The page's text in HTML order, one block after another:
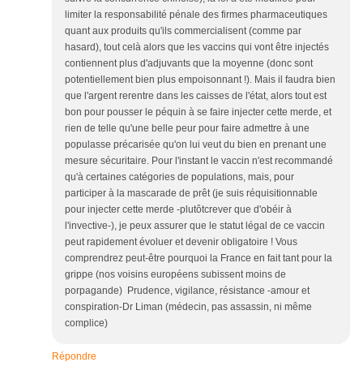
limiter la responsabilité pénale des firmes pharmaceutiques
quant aux produits qu'ils commercialisent (comme par
hasard), tout celà alors que les vaccins qui vont être injectés
contiennent plus d'adjuvants que la moyenne (donc sont
potentiellement bien plus empoisonnant !). Mais il faudra bien
que l'argent rerentre dans les caisses de l'état, alors tout est
bon pour pousser le péquin à se faire injecter cette merde, et
rien de telle qu'une belle peur pour faire admettre à une
populasse précarisée qu'on lui veut du bien en prenant une
mesure sécuritaire. Pour l'instant le vaccin n'est recommandé
qu'à certaines catégories de populations, mais, pour
participer à la mascarade de prêt (je suis réquisitionnable
pour injecter cette merde -plutôtcrever que d'obéir à
l'invective-), je peux assurer que le statut légal de ce vaccin
peut rapidement évoluer et devenir obligatoire ! Vous
comprendrez peut-être pourquoi la France en fait tant pour la
grippe (nos voisins européens subissent moins de
porpagande) Prudence, vigilance, résistance -amour et
conspiration-Dr Liman (médecin, pas assassin, ni même
complice)
Répondre